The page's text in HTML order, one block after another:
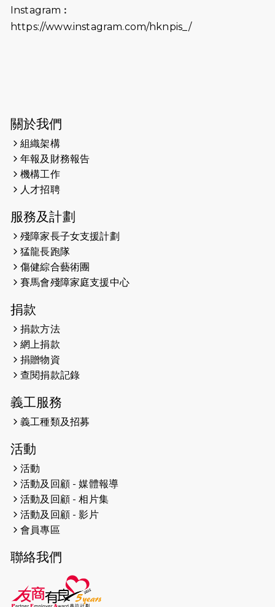
Instagram︰
https://www.instagram.com/hknpis_/
關於我們
組織架構
年報及財務報告
機構工作
人才招聘
服務及計劃
殘障家長子女支援計劃
猛龍長跑隊
傷健綜合藝術團
賽馬會殘障家庭支援中心
捐款
捐款方法
網上捐款
捐贈物資
查閱捐款記錄
義工服務
義工種類及招募
活動
活動
活動及回顧 - 媒體報導
活動及回顧 - 相片集
活動及回顧 - 影片
會員專區
聯絡我們